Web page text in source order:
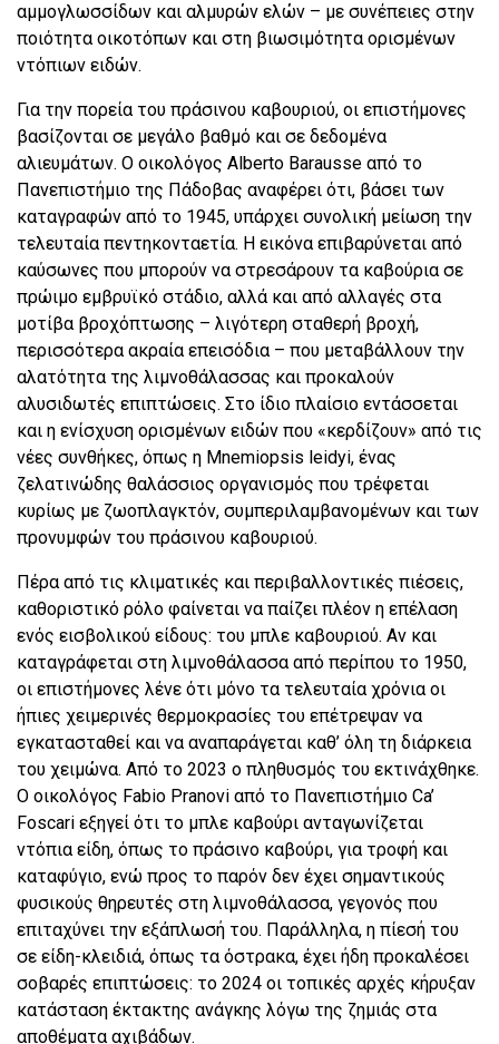
αμμογλωσσίδων και αλμυρών ελών – με συνέπειες στην
ποιότητα οικοτόπων και στη βιωσιμότητα ορισμένων
ντόπιων ειδών.
Για την πορεία του πράσινου καβουριού, οι επιστήμονες
βασίζονται σε μεγάλο βαθμό και σε δεδομένα
αλιευμάτων. Ο οικολόγος Alberto Barausse από το
Πανεπιστήμιο της Πάδοβας αναφέρει ότι, βάσει των
καταγραφών από το 1945, υπάρχει συνολική μείωση την
τελευταία πεντηκονταετία. Η εικόνα επιβαρύνεται από
καύσωνες που μπορούν να στρεσάρουν τα καβούρια σε
πρώιμο εμβρυϊκό στάδιο, αλλά και από αλλαγές στα
μοτίβα βροχόπτωσης – λιγότερη σταθερή βροχή,
περισσότερα ακραία επεισόδια – που μεταβάλλουν την
αλατότητα της λιμνοθάλασσας και προκαλούν
αλυσιδωτές επιπτώσεις. Στο ίδιο πλαίσιο εντάσσεται
και η ενίσχυση ορισμένων ειδών που «κερδίζουν» από τις
νέες συνθήκες, όπως η Mnemiopsis leidyi, ένας
ζελατινώδης θαλάσσιος οργανισμός που τρέφεται
κυρίως με ζωοπλαγκτόν, συμπεριλαμβανομένων και των
προνυμφών του πράσινου καβουριού.
Πέρα από τις κλιματικές και περιβαλλοντικές πιέσεις,
καθοριστικό ρόλο φαίνεται να παίζει πλέον η επέλαση
ενός εισβολικού είδους: του μπλε καβουριού. Αν και
καταγράφεται στη λιμνοθάλασσα από περίπου το 1950,
οι επιστήμονες λένε ότι μόνο τα τελευταία χρόνια οι
ήπιες χειμερινές θερμοκρασίες του επέτρεψαν να
εγκατασταθεί και να αναπαράγεται καθ’ όλη τη διάρκεια
του χειμώνα. Από το 2023 ο πληθυσμός του εκτινάχθηκε.
Ο οικολόγος Fabio Pranovi από το Πανεπιστήμιο Ca’
Foscari εξηγεί ότι το μπλε καβούρι ανταγωνίζεται
ντόπια είδη, όπως το πράσινο καβούρι, για τροφή και
καταφύγιο, ενώ προς το παρόν δεν έχει σημαντικούς
φυσικούς θηρευτές στη λιμνοθάλασσα, γεγονός που
επιταχύνει την εξάπλωσή του. Παράλληλα, η πίεσή του
σε είδη-κλειδιά, όπως τα όστρακα, έχει ήδη προκαλέσει
σοβαρές επιπτώσεις: το 2024 οι τοπικές αρχές κήρυξαν
κατάσταση έκτακτης ανάγκης λόγω της ζημιάς στα
αποθέματα αχιβάδων.